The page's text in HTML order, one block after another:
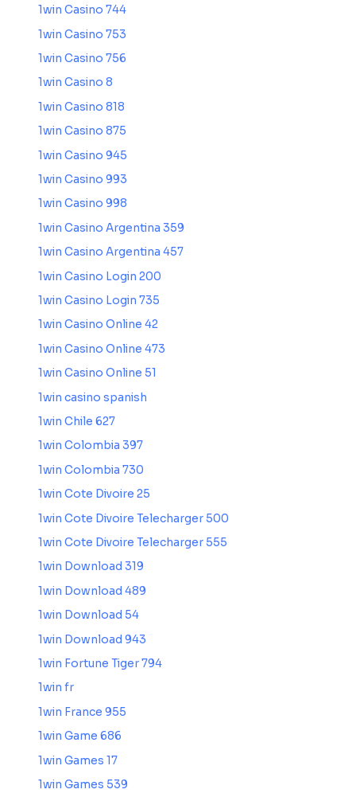
1win Casino 744
1win Casino 753
1win Casino 756
1win Casino 8
1win Casino 818
1win Casino 875
1win Casino 945
1win Casino 993
1win Casino 998
1win Casino Argentina 359
1win Casino Argentina 457
1win Casino Login 200
1win Casino Login 735
1win Casino Online 42
1win Casino Online 473
1win Casino Online 51
1win casino spanish
1win Chile 627
1win Colombia 397
1win Colombia 730
1win Cote Divoire 25
1win Cote Divoire Telecharger 500
1win Cote Divoire Telecharger 555
1win Download 319
1win Download 489
1win Download 54
1win Download 943
1win Fortune Tiger 794
1win fr
1win France 955
1win Game 686
1win Games 17
1win Games 539